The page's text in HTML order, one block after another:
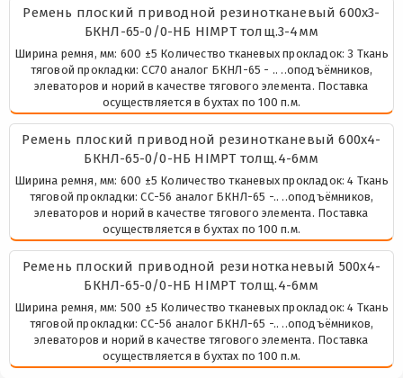
Ремень плоский приводной резинотканевый 600х3-
БКНЛ-65-0/0-НБ HIMPT толщ.3-4мм
Ширина ремня, мм: 600 ±5 Количество тканевых прокладок: 3 Ткань
тяговой прокладки: СС70 аналог БКНЛ-65 - .. ..оподъёмников,
элеваторов и норий в качестве тягового элемента. Поставка
осуществляется в бухтах по 100 п.м.
Ремень плоский приводной резинотканевый 600х4-
БКНЛ-65-0/0-НБ HIMPT толщ.4-6мм
Ширина ремня, мм: 600 ±5 Количество тканевых прокладок: 4 Ткань
тяговой прокладки: СС-56 аналог БКНЛ-65 -.. ..оподъёмников,
элеваторов и норий в качестве тягового элемента. Поставка
осуществляется в бухтах по 100 п.м.
Ремень плоский приводной резинотканевый 500х4-
БКНЛ-65-0/0-НБ HIMPT толщ.4-6мм
Ширина ремня, мм: 500 ±5 Количество тканевых прокладок: 4 Ткань
тяговой прокладки: СС-56 аналог БКНЛ-65 -.. ..оподъёмников,
элеваторов и норий в качестве тягового элемента. Поставка
осуществляется в бухтах по 100 п.м.